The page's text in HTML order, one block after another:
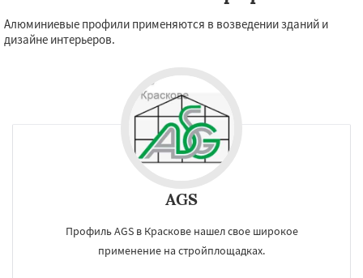
Алюминиевые профили применяются в возведении зданий и
дизайне интерьеров.
AGS
Профиль AGS в Краскове нашел свое широкое
применение на стройплощадках.